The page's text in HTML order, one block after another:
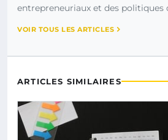
entrepreneuriaux et des politiques
VOIR TOUS LES ARTICLES
ARTICLES SIMILAIRES